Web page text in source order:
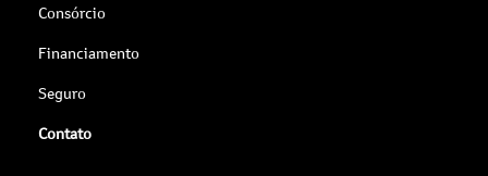
Consórcio
Financiamento
Seguro
Contato